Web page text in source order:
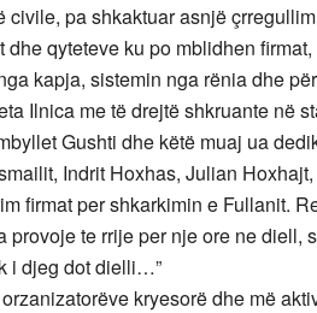
civile, pa shkaktuar asnjë
dhe qyteteve ku po mblidhen
kapja, sistemin nga rënia dhe
Ilnica me të drejtë shkruante në
Gushti dhe këtë muaj ua
Indrit Hoxhas, Julian
firmat per shkarkimin e Fullanit.
provoje te rrije per nje ore ne diell,
i djeg dot dielli…”
kryesorë dhe më